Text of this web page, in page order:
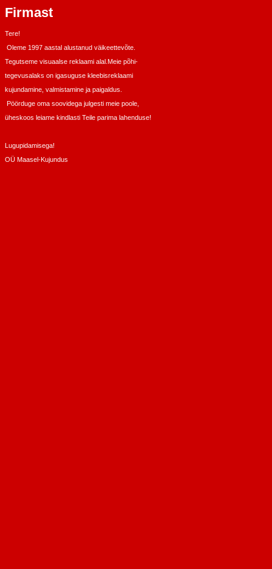
Firmast
Tere!
Oleme 1997 aastal alustanud väikeettevõte.
Tegutseme visuaalse reklaami alal.Meie põhi-
tegevusalaks on igasuguse kleebisreklaami
kujundamine, valmistamine ja paigaldus.
Pöörduge oma soovidega julgesti meie poole,
üheskoos leiame kindlasti Teile parima lahenduse!
Lugupidamisega!
OÜ Maasel-Kujundus